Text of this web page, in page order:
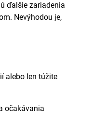
ú ďalšie zariadenia
Nevýhodou je,
alebo len túžite
očakávania